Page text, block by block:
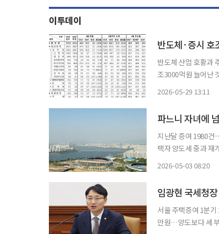
이투데이
반도체·증시
반도체 산업 호황과
조3000억원 늘어난 것으로 나타났다. 재정경제
2026-05-29 13:11
지난달 증여 1980건⋯
택자 양도세 중과 재
2026-05-03 08:20
서울 주택증여 1분
만원…양도보다 세 부담 커질 수 있어” 다주택